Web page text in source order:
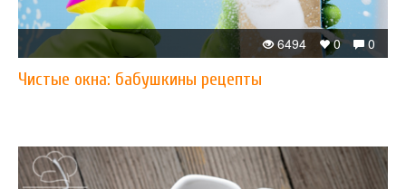
0
0
6494
Чистые окна: бабушкины рецепты